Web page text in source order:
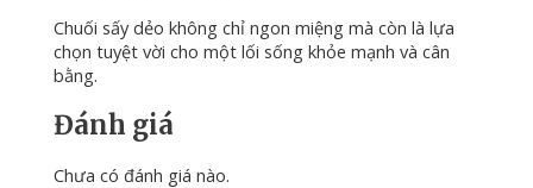
Chuối sấy dẻo không chỉ ngon miệng mà còn là lựa
chọn tuyệt vời cho một lối sống khỏe mạnh và cân
bằng.
Đánh giá
Chưa có đánh giá nào.